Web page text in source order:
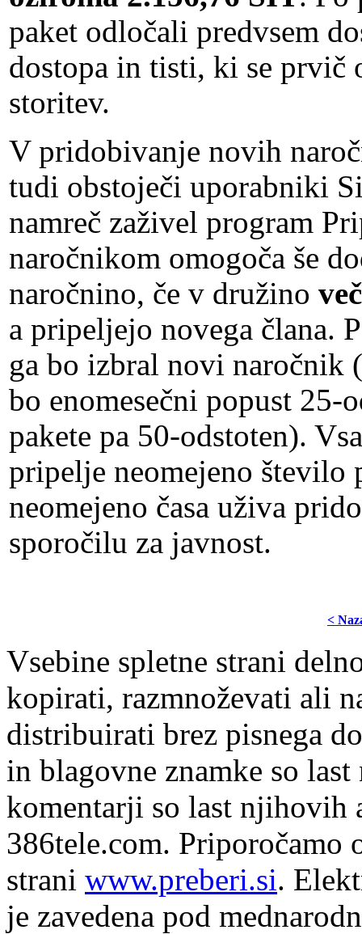
paket odločali predvsem
dostopa in tisti, ki se prvič
storitev.
V pridobivanje novih
tudi obstoječi uporabniki
namreč zaživel program
naročnikom omogoča še
naročnino, če v družino
a pripeljejo novega člana.
ga bo izbral novi naročnik
bo enomesečni popust 25-
pakete pa 50-odstoten).
pripelje neomejeno število
neomejeno časa uživa
sporočilu za javnost.
<
Vsebine spletne strani
kopirati, razmnoževati ali
distribuirati brez pisnega
in blagovne znamke so
komentarji so last njihovih
386tele.com. Priporočamo
strani www.preberi.si.
je zavedena pod